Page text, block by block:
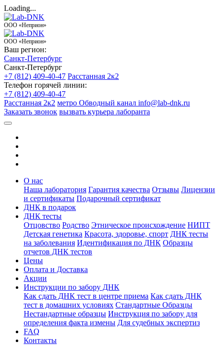
Loading...
ООО «Неприон»
ООО «Неприон»
Ваш регион:
Санкт-Петербург
Санкт-Петербург
+7 (812) 409-40-47 Расстанная 2к2
Телефон горячей линии:
+7 (812) 409-40-47
Расстанная 2к2 метро Обводный канал info@lab-dnk.ru
Заказать звонок вызвать курьера лаборанта
О нас
Наша лаборатория Гарантия качества Отзывы Лицензии
и сертификаты Подарочный сертификат
ДНК в подарок
ДНК тесты
Отцовство Родство Этническое происхождение НИПТ
Детская генетика Красота, здоровье, спорт ДНК тесты
на заболевания Идентификация по ДНК Образцы
отчетов ДНК тестов
Цены
Оплата и Доставка
Акции
Инструкции по забору ДНК
Как сдать ДНК тест в центре приема Как сдать ДНК
тест в домашних условиях Стандартные Образцы
Нестандартные образцы Инструкция по забору для
определения факта измены Для судебных экспертиз
FAQ
Контакты